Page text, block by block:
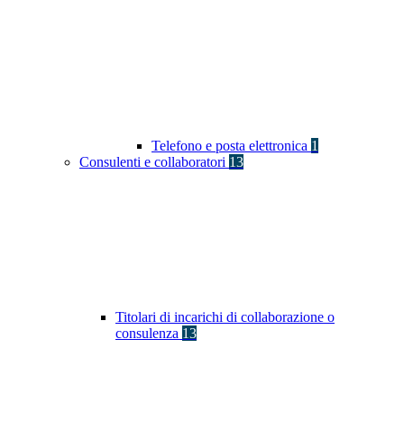
Telefono e posta elettronica 1
Consulenti e collaboratori 13
Titolari di incarichi di collaborazione o
consulenza 13